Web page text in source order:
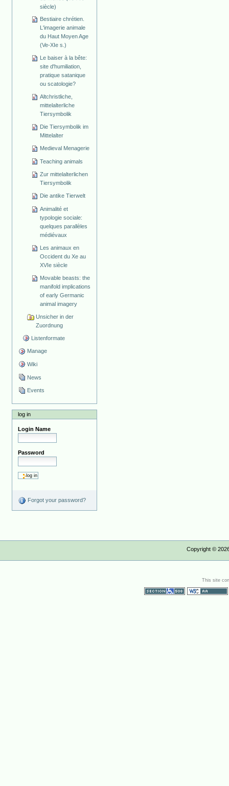
siècle)
Bestiaire chrétien.
L'imagerie animale
du Haut Moyen Age
(Ve-XIe s.)
Le baiser à la bête:
site d'humiliation,
pratique satanique
ou scatologie?
Altchristliche,
mittelalterliche
Tiersymbolik
Die Tiersymbolik im
Mittelalter
Medieval Menagerie
Teaching animals
Zur mittelalterlichen
Tiersymbolik
Die antike Tierwelt
Animalité et
typologie sociale:
quelques parallèles
médiévaux
Les animaux en
Occident du Xe au
XVIe siècle
Movable beasts: the
manifold implications
of early Germanic
animal imagery
Unsicher in der
Zuordnung
Listenformate
Manage
Wiki
News
Events
log in
Login Name
Password
Forgot your password?
Copyright ©
This site